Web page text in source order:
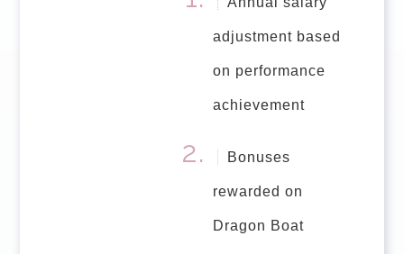
adjustment based
on performance
achievement
Bonuses
rewarded on
Dragon Boat